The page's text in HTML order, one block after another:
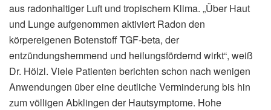
aus radonhaltiger Luft und tropischem Klima. „Über Haut
und Lunge aufgenommen aktiviert Radon den
körpereigenen Botenstoff TGF-beta, der
entzündungshemmend und heilungsfördernd wirkt“, weiß
Dr. Hölzl. Viele Patienten berichten schon nach wenigen
Anwendungen über eine deutliche Verminderung bis hin
zum völligen Abklingen der Hautsymptome. Hohe